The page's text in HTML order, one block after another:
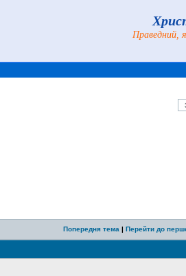
Праведний,
Попередня тема | Перейти до